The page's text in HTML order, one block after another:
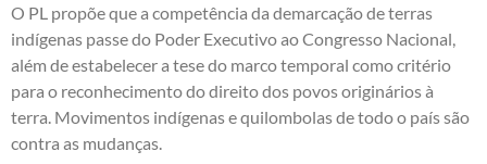
O PL propõe que a competência da demarcação de terras
indígenas passe do Poder Executivo ao Congresso Nacional,
além de estabelecer a tese do marco temporal como critério
para o reconhecimento do direito dos povos originários à
terra. Movimentos indígenas e quilombolas de todo o país são
contra as mudanças.